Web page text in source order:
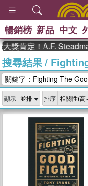
暢銷榜 新品 中文
！A.F. Steadman 獲
搜尋結果/
關鍵字：Fighting The
顯示 排序